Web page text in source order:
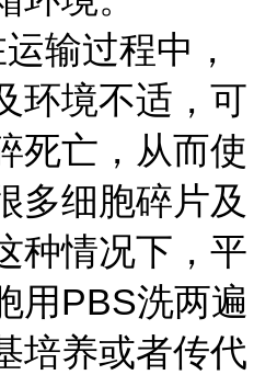
输过程中，
环境不适，可
死亡，从而使
多细胞碎片及
种情况下，平
用PBS洗两遍
培养或者传代